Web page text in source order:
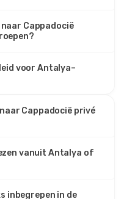
Onze chauffeur was
stoppen voor onze
Cappadocië
voor Antalya–
Cappadocië privé
vanuit Antalya of
inbegrepen in de